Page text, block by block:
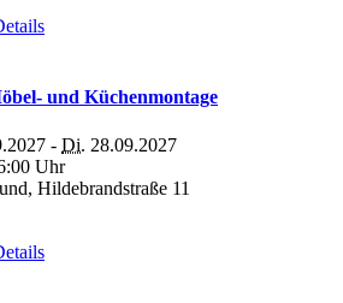
und Küchenmontage
- Di. 28.09.2027
Uhr
Hildebrandstraße 11